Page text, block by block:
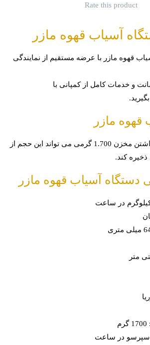
Rate this product
آسیاب قهوه مازر
قهوه مازر با عرضه مستقیم از نمایندگی
و خدمات کامل از کمپانی با
قهوه مازر
آسیاب قهوه مازر با داشتن مخزن 1.700 گرمی می تواند این حجم از
کند.
آسیاب قهوه مازر